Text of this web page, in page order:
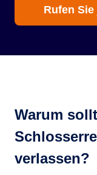
Rufen Sie
Warum
verlassen?